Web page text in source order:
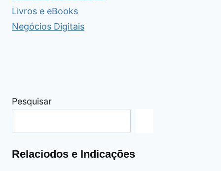
Livros e eBooks
Negócios Digitais
Pesquisar
Relaciodos e Indicações